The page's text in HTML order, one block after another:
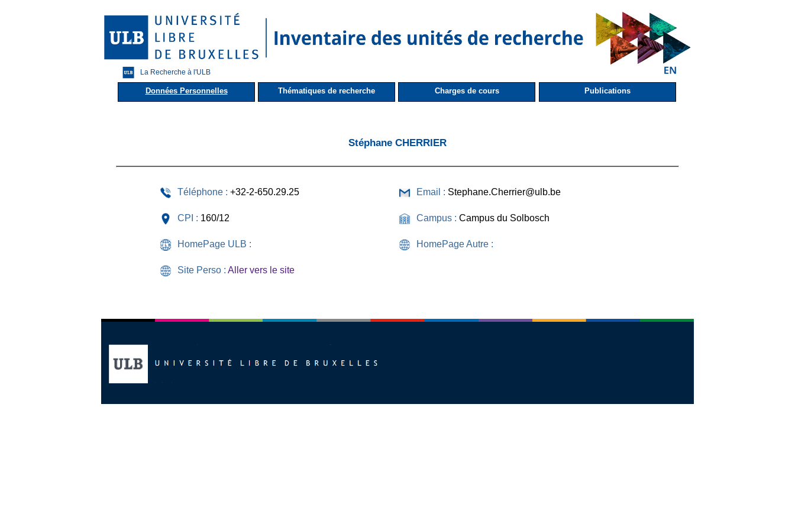
La Recherche à l'ULB
Données Personnelles Thématiques de recherche Charges de cours Publications
Stéphane CHERRIER
Téléphone : +32-2-650.29.25 Email : Stephane.Cherrier@ulb.be
CPI : 160/12 Campus : Campus du Solbosch
HomePage ULB : HomePage Autre :
Site Perso : Aller vers le site